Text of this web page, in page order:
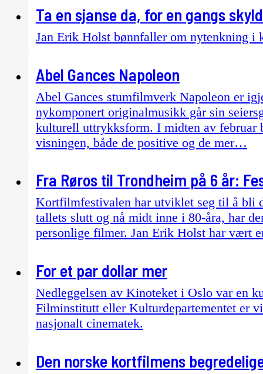
Ta en sjanse da, for en gangs
Jan Erik Holst bønnfaller om nytenkning i
Abel Gances Napoleon
Abel Gances stumfilmverk Napoleon er
nykomponert originalmusikk går sin
kulturell uttrykksform. I midten av
visningen, både de positive og de mer…
Fra Røros til Trondheim på 6 år:
Kortfilmfestivalen har utviklet seg til å bli
tallets slutt og nå midt inne i 80-åra, har
personlige filmer. Jan Erik Holst har vært
For et par dollar mer
Nedleggelsen av Kinoteket i Oslo var en
Filminstitutt eller Kulturdepartementet er
nasjonalt cinematek.
Den norske kortfilmens